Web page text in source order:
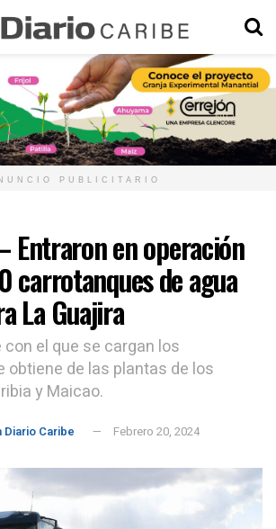
PUBLICITARIO
Entraron en operación
carrotanques de agua
La Guajira
con el que se cargan los
obtiene de las plantas de los
y Maicao.
Diario Caribe
Febrero 20, 2024